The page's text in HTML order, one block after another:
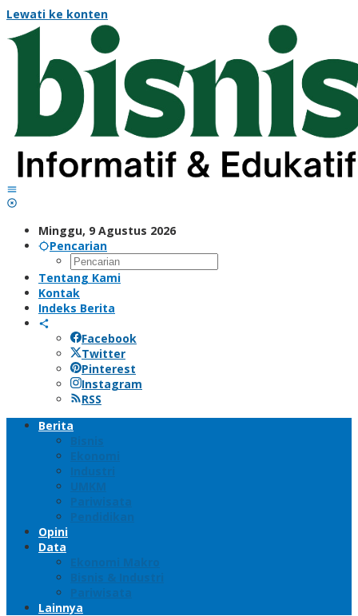
Lewati ke konten
Minggu, 9 Agustus 2026
Pencarian
Tentang Kami
Kontak
Indeks Berita
Facebook
Twitter
Pinterest
Instagram
RSS
Berita
Bisnis
Ekonomi
Industri
UMKM
Pariwisata
Pendidikan
Opini
Data
Ekonomi Makro
Bisnis & Industri
Pariwisata
Lainnya